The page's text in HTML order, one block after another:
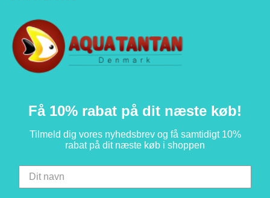
Få 10% rabat på dit næste køb!
Tilmeld dig vores nyhedsbrev og få samtidigt 10%
rabat på dit næste køb i shoppen